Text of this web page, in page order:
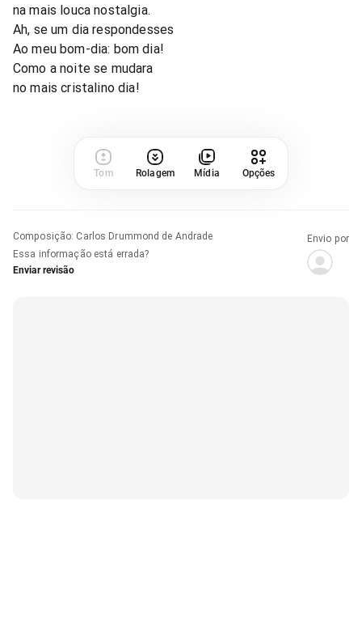
na mais louca nostalgia.
Ah, se um dia respondesses
Ao meu bom-dia: bom dia!
Como a noite se mudara
no mais cristalino dia!
Tom Rolagem Mídia Opções
Composição: Carlos Drummond de Andrade
Essa informação está errada?
Enviar revisão
Envio por